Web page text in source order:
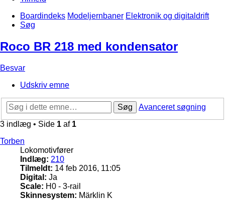
Boardindeks Modeljernbaner Elektronik og digitaldrift
Søg
Roco BR 218 med kondensator
Besvar
Udskriv emne
Søg
Avanceret søgning
3 indlæg • Side 1 af 1
Torben
Lokomotivfører
Indlæg: 210
Tilmeldt: 14 feb 2016, 11:05
Digital: Ja
Scale: H0 - 3-rail
Skinnesystem: Märklin K